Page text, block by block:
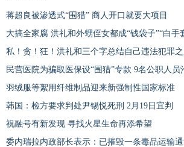
蒋超良被渗透式“围猎” 商人开口就要大项目
大搞全家腐 洪礼和外甥侄女都成“钱袋子”“白手
私！贪！狂！洪礼和三个字总结自己违法犯罪
民营医院为骗取医保设“围猎”专款 9名公职人员
羽绒服等絮用纤维制品迎来新强制性国家标准
韩国：检方要求判处尹锡悦死刑 2月19日宜判
祝融号有新发现 寻找火星生命再添希望
委内瑞拉内政部长表示：已摧毁一条毒品运输